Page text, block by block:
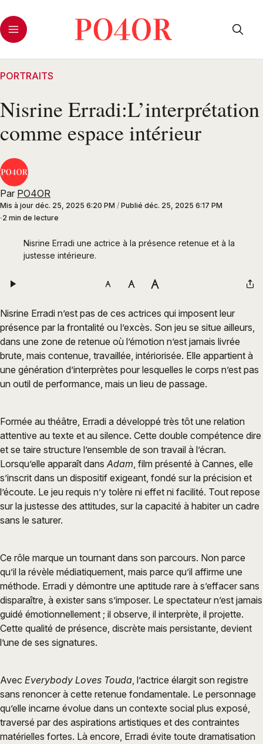
PORTRAITS
Nisrine Erradi:L’interprétation
comme espace intérieur
Par PO4OR
Mis à jour déc. 25, 2025 6:20 PM / Publié déc. 25, 2025 6:17 PM
2 min de lecture
Nisrine Erradi une actrice à la présence retenue et à la
justesse intérieure.
Nisrine Erradi n’est pas de ces actrices qui imposent leur
présence par la frontalité ou l’excès. Son jeu se situe ailleurs,
dans une zone de retenue où l’émotion n’est jamais livrée
brute, mais contenue, travaillée, intériorisée. Elle appartient à
une génération d’interprètes pour lesquelles le corps n’est pas
un outil de performance, mais un lieu de passage.
Formée au théâtre, Erradi a développé très tôt une relation
attentive au texte et au silence. Cette double compétence dire
et se taire structure l’ensemble de son travail à l’écran.
Lorsqu’elle apparaît dansAdam, film présenté à Cannes, elle
s’inscrit dans un dispositif exigeant, fondé sur la précision et
l’écoute. Le jeu requis n’y tolère ni effet ni facilité. Tout repose
sur la justesse des attitudes, sur la capacité à habiter un cadre
sans le saturer.
Ce rôle marque un tournant dans son parcours. Non parce
qu’il la révèle médiatiquement, mais parce qu’il affirme une
méthode. Erradi y démontre une aptitude rare à s’effacer sans
disparaître, à exister sans s’imposer. Le spectateur n’est jamais
guidé émotionnellement ; il observe, il interprète, il projette.
Cette qualité de présence, discrète mais persistante, devient
l’une de ses signatures.
Avec Everybody Loves Touda, l’actrice élargit son registre
sans renoncer à cette retenue fondamentale. Le personnage
qu’elle incarne évolue dans un contexte social plus exposé,
traversé par des aspirations artistiques et des contraintes
matérielles fortes. Là encore, Erradi évite toute dramatisation